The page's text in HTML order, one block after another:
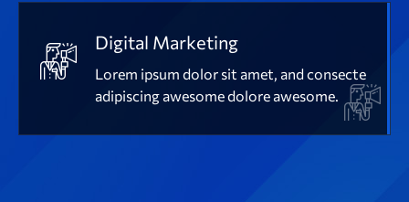
Digital Marketing
Lorem ipsum dolor sit amet, and consecte
adipiscing awesome dolore awesome.